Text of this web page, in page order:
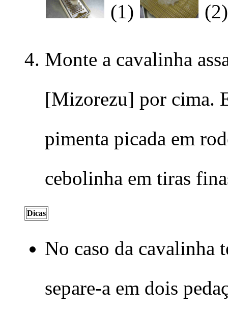
(1)
Monte a cavalinha
[Mizorezu] por cima.
pimenta picada em
cebolinha em tiras
Dicas
No caso da cavalinha
separe-a em dois